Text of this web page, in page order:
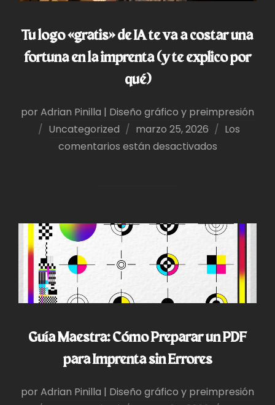
Tu logo «gratis» de IA te va a costar una
fortuna en la imprenta (y te explico por
qué)
por Adrian Pinilla | Diseño gráfico y preimpresión
Uncategorized
Publicado
el
marzo 25, 2026
Los
comentarios están desactivados
Guía Maestra: Cómo Preparar un PDF
para Imprenta sin Errores
por Adrian Pinilla | Diseño gráfico y preimpresión